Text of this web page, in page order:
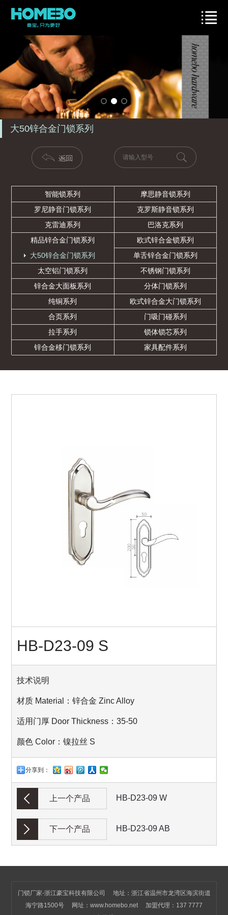
大50锌合金门锁系列
智能锁系列
摩思静音锁系列
罗尼静音门锁系列
克罗斯静音锁系列
克雷迪系列
巴洛克系列
精品锌合金门锁系列
欧式锌合金锁系列
大50锌合金门锁系列
单舌锌合金门锁系列
太空铝门锁系列
不锈钢门锁系列
锌合金大面板系列
分体门锁系列
纯铜系列
欧式锌合金大门锁系列
合页系列
门吸门碰系列
拉手系列
锁体锁芯系列
锌合金移门锁系列
家具配件系列
HB-D23-09 S
技术说明
材质 Material：锌合金 Zinc Alloy
适用门厚 Door Thickness：35-50
颜色 Color：镍拉丝 S
分享到：
上一个产品 HB-D23-09 W
下一个产品 HB-D23-09 AB
门锁厂家-浙江豪宝科技有限公司 地址：浙江省温州市龙湾区海滨街道
海宁路1500号 网址： www.homebo.net加盟代理：137 7777